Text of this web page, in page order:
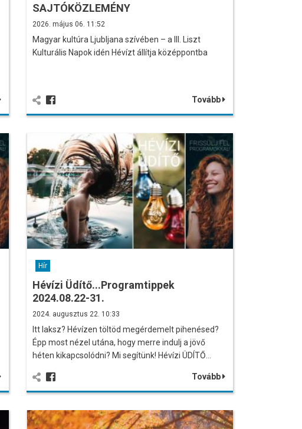
SAJTÓKÖZLEMÉNY
2026. május 06. 11:52
Magyar kultúra Ljubljana szívében – a III. Liszt
Kulturális Napok idén Hévízt állítja középpontba
Tovább
Hír
Hévízi Üdítő...Programtippek
2024.08.22-31.
2024. augusztus 22. 10:33
Itt laksz? Hévízen töltöd megérdemelt pihenésed?
Épp most nézel utána, hogy merre indulj a jövő
héten kikapcsolódni? Mi segítünk! Hévízi ÜDÍTŐ…
Tovább